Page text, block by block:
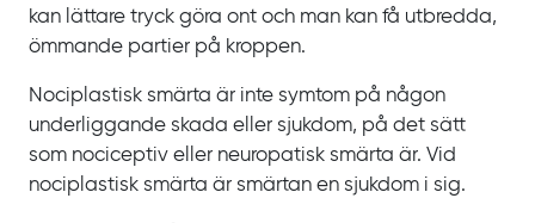
kan lättare tryck göra ont och man kan få utbredda,
ömmande partier på kroppen.
Nociplastisk smärta är inte symtom på någon
underliggande skada eller sjukdom, på det sätt
som nociceptiv eller neuropatisk smärta är. Vid
nociplastisk smärta är smärtan en sjukdom i sig.